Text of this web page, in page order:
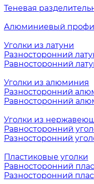
Теневая
Алюминиевый
Уголки из латуни
Разносторонний
Равносторонний
Уголки из алюминия
Разносторонний
Равносторонний
Уголки из
Равносторонний
Разносторонний
Пластиковые уголки
Равносторонний
Разносторонний